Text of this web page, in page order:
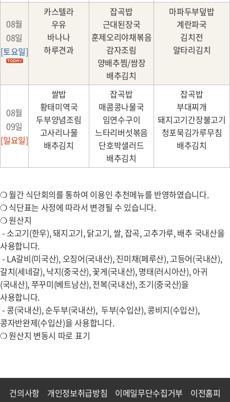
08월
08일
[토요일]
카스텔라
우유
바나나
하루견과
잡곡밥
근대된장국
훈제오리야채볶음
감자조림
양배추찜/쌈장
배추김치
마파두부덮밥
계란파국
김치전
알타리김치
08월
09일
[일요일]
쌀밥
황태미역국
두부양념조림
고사리나물
배추김치
잡곡밥
매콤콩나물국
임연수구이
느타리버섯볶음
단호박샐러드
배추김치
잡곡밥
부대찌개
돼지고기간장불고기
청포묵김가루무침
배추김치
❍ 월간 식단회의를 통하여 이용인 추천메뉴를 반영하였습니다.
❍ 식단표는 사정에 따라서 변경될 수 있습니다.
❍ 원산지
- 소고기(한우), 돼지고기, 닭고기, 쌀, 잡곡, 고추가루, 배추 국내산을
사용합니다.
- LA갈비(미국산), 오징어(국내산), 진미채(페루산), 고등어(국내산),
갈치(세네갈), 낙지(중국산), 꽃게(국내산), 명태(러시아산), 아귀
(국내산), 쭈꾸미(베트남산), 전복(국내산), 조기(중국산)을
사용합니다.
- 콩(국내산), 순두부(국내산), 두부(수입산), 콩비지(수입산),
콩자반완제(수입산)을 사용합니다.
❍ 원산지 변동시 따로 표기
건의사항 개인정보취급방침 이메일무단수집거부 이전홈피